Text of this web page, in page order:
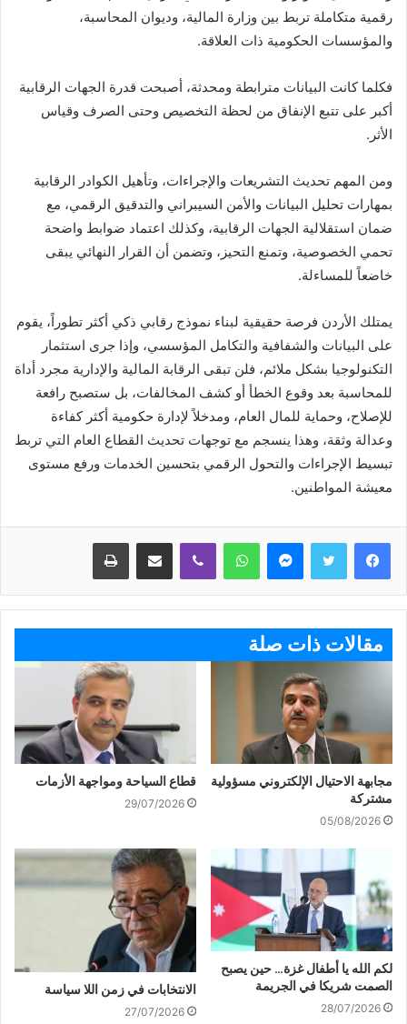
رقمية متكاملة تربط بين وزارة المالية، وديوان المحاسبة،
والمؤسسات الحكومية ذات العلاقة.
فكلما كانت البيانات مترابطة ومحدثة، أصبحت قدرة الجهات الرقابية
أكبر على تتبع الإنفاق من لحظة التخصيص وحتى الصرف وقياس
الأثر.
ومن المهم تحديث التشريعات والإجراءات، وتأهيل الكوادر الرقابية
بمهارات تحليل البيانات والأمن السيبراني والتدقيق الرقمي، مع
ضمان استقلالية الجهات الرقابية، وكذلك اعتماد ضوابط واضحة
تحمي الخصوصية، وتمنع التحيز، وتضمن أن القرار النهائي يبقى
خاضعاً للمساءلة.
يمتلك الأردن فرصة حقيقية لبناء نموذج رقابي ذكي أكثر تطوراً، يقوم
على البيانات والشفافية والتكامل المؤسسي، وإذا جرى استثمار
التكنولوجيا بشكل ملائم، فلن تبقى الرقابة المالية والإدارية مجرد أداة
للمحاسبة بعد وقوع الخطأ أو كشف المخالفات، بل ستصبح رافعة
للإصلاح، وحماية للمال العام، ومدخلاً لإدارة حكومية أكثر كفاءة
وعدالة وثقة، وهذا ينسجم مع توجهات تحديث القطاع العام التي تربط
تبسيط الإجراءات والتحول الرقمي بتحسين الخدمات ورفع مستوى
معيشة المواطنين.
ماسنجر واتساب ڤايبر مشاركة عبر البريد طباعة
مقالات ذات صلة
مجابهة الاحتيال الإلكتروني مسؤولية
مشتركة
05/08/2026
قطاع السياحة ومواجهة الأزمات
29/07/2026
لكم الله يا أطفال غزة… حين يصبح
الصمت شريكا في الجريمة
28/07/2026
الانتخابات في زمن اللا سياسة
27/07/2026